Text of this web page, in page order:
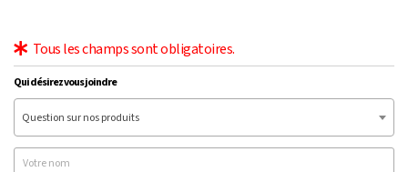
Tous les champs sont obligatoires.
Qui désirez vous joindre
Question sur nos produits
Votre nom